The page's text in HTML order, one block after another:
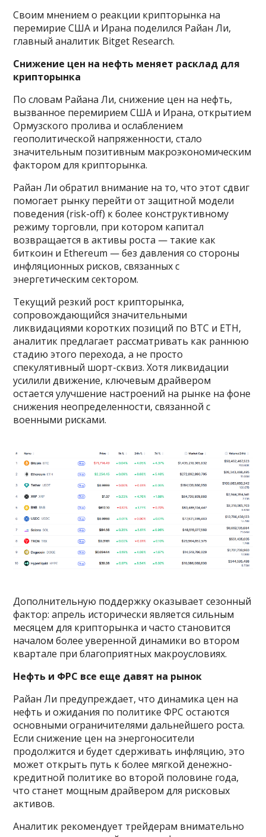
Своим мнением о реакции крипторынка на
перемирие США и Ирана поделился Райан Ли,
главный аналитик Bitget Research.
Снижение цен на нефть меняет расклад для
крипторынка
По словам Райана Ли, снижение цен на нефть,
вызванное перемирием США и Ирана, открытием
Ормузского пролива и ослаблением
геополитической напряженности, стало
значительным позитивным макроэкономическим
фактором для крипторынка.
Райан Ли обратил внимание на то, что этот сдвиг
помогает рынку перейти от защитной модели
поведения (risk-off) к более конструктивному
режиму торговли, при котором капитал
возвращается в активы роста — такие как
биткоин и Ethereum — без давления со стороны
инфляционных рисков, связанных с
энергетическим сектором.
Текущий резкий рост крипторынка,
сопровождающийся значительными
ликвидациями коротких позиций по BTC и ETH,
аналитик предлагает рассматривать как раннюю
стадию этого перехода, а не просто
спекулятивный шорт-сквиз. Хотя ликвидации
усилили движение, ключевым драйвером
остается улучшение настроений на рынке на фоне
снижения неопределенности, связанной с
военными рисками.
Дополнительную поддержку оказывает сезонный
фактор: апрель исторически является сильным
месяцем для крипторынка и часто становится
началом более уверенной динамики во втором
квартале при благоприятных макроусловиях.
Нефть и ФРС все еще давят на рынок
Райан Ли предупреждает, что динамика цен на
нефть и ожидания по политике ФРС остаются
основными ограничителями дальнейшего роста.
Если снижение цен на энергоносители
продолжится и будет сдерживать инфляцию, это
может открыть путь к более мягкой денежно-
кредитной политике во второй половине года,
что станет мощным драйвером для рисковых
активов.
Аналитик рекомендует трейдерам внимательно